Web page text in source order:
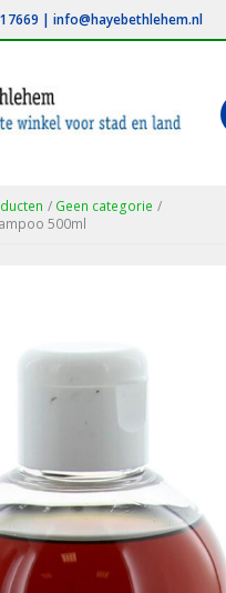
| info@hayebethlehem.nl
Geen categorie
500ml